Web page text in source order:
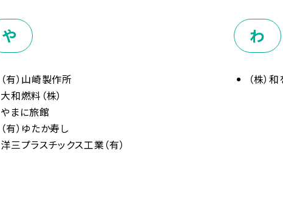
や
（有）山崎製作所
大和燃料（株）
やまに旅館
（有）ゆたか寿し
洋三プラスチックス工業（有）
わ
（株）